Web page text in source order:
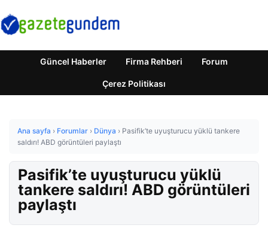
Güncel Haberler Firma Rehberi Forum
Çerez Politikası
Ana sayfa › Forumlar › Dünya › Pasifik’te uyuşturucu yüklü tankere
saldırı! ABD görüntüleri paylaştı
Pasifik’te uyuşturucu yüklü
tankere saldırı! ABD görüntüleri
paylaştı